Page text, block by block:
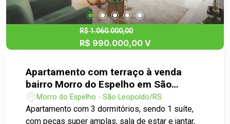
R$ 1.060.000,00
R$ 990.000,00 V
Apartamento com terraço à venda
bairro Morro do Espelho em São
Leopoldo
Morro do Espelho - São Leopoldo/RS
Apartamento com 3 dormitórios, sendo 1 suíte,
com peças super amplas, sala de estar e jantar,